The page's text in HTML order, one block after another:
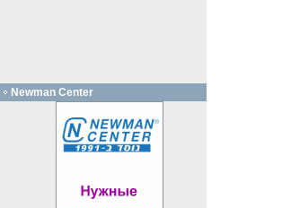
Newman Center